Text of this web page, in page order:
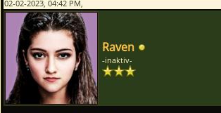
02-02-2023, 04:42 PM,
Raven
-inaktiv-